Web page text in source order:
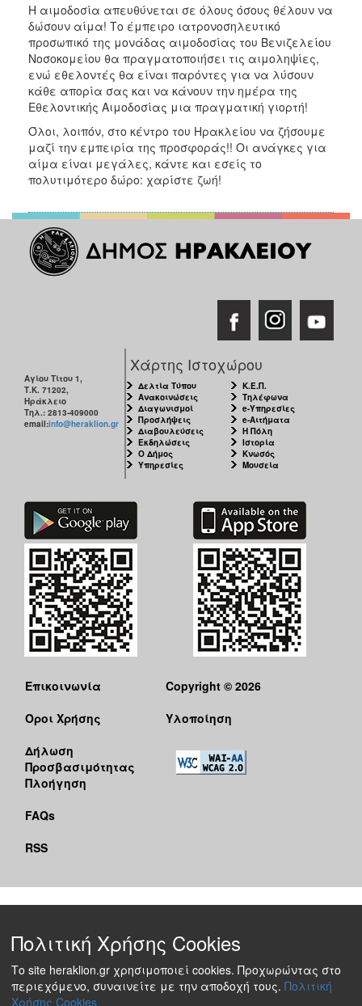
Η αιμοδοσία απευθύνεται σε όλους όσους θέλουν να
δώσουν αίμα! Το έμπειρο ιατρονοσηλευτικό
προσωπικό της μονάδας αιμοδοσίας του Βενιζελείου
Νοσοκομείου θα πραγματοποιήσει τις αιμοληψίες,
ενώ εθελοντές θα είναι παρόντες για να λύσουν
κάθε απορία σας και να κάνουν την ημέρα της
Εθελοντικής Αιμοδοσίας μια πραγματική γιορτή!
Όλοι, λοιπόν, στο κέντρο του Ηρακλείου να ζήσουμε
μαζί την εμπειρία της προσφοράς!! Οι ανάγκες για
αίμα είναι μεγάλες, κάντε και εσείς το
πολυτιμότερο δώρο: χαρίστε ζωή!
Αγίου Τίτου 1,
Τ.Κ. 71202,
Ηράκλειο
Τηλ.: 2813-409000
email:info@heraklion.gr
Χάρτης Ιστοχώρου
Δελτία Τύπου
Ανακοινώσεις
Διαγωνισμοί
Προσλήψεις
Διαβουλεύσεις
Εκδηλώσεις
Ο Δήμος
Υπηρεσίες
Κ.Ε.Π.
Τηλέφωνα
e-Υπηρεσίες
e-Αιτήματα
Η Πόλη
Ιστορία
Κνωσός
Μουσεία
Επικοινωνία
Όροι Χρήσης
Δήλωση
Προσβασιμότητας
Πλοήγηση
FAQs
RSS
Copyright © 2026
Υλοποίηση
Πολιτική Χρήσης Cookies
Το site heraklion.gr χρησιμοποιεί cookies. Προχωρώντας στο
περιεχόμενο, συναινείτε με την αποδοχή τους. Πολιτική
Χρήσης Cookies